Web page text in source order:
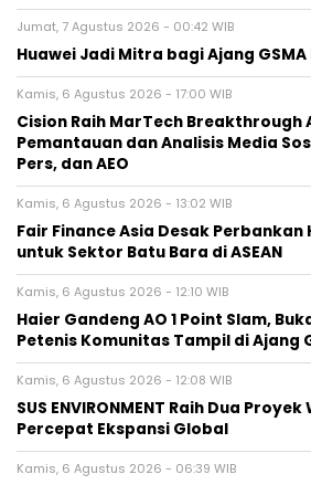
Jumat, 7 Agustus 2026 - 00:42 WIB
Huawei Jadi Mitra bagi Ajang GSMA
Kamis, 6 Agustus 2026 - 17:00 WIB
Cision Raih MarTech Breakthrough
Pemantauan dan Analisis Media
Pers, dan AEO
Kamis, 6 Agustus 2026 - 13:02 WIB
Fair Finance Asia Desak
untuk Sektor Batu Bara di ASEAN
Kamis, 6 Agustus 2026 - 12:10 WIB
Haier Gandeng AO 1 Point Slam,
Petenis Komunitas Tampil di Ajang
Kamis, 6 Agustus 2026 - 12:08 WIB
SUS ENVIRONMENT Raih Dua
Percepat Ekspansi Global
Kamis, 6 Agustus 2026 - 06:39 WIB